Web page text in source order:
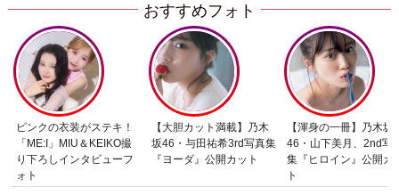
おすすめフォト
ピンクの衣装がステキ！
「ME:I」MIU＆KEIKO撮
り下ろしインタビューフ
ォト
【大胆カット満載】乃木
坂46・与田祐希3rd写真集
『ヨーダ』公開カット
【渾身の一冊】乃木坂
46・山下美月、2nd写
集『ヒロイン』公開カ
ト